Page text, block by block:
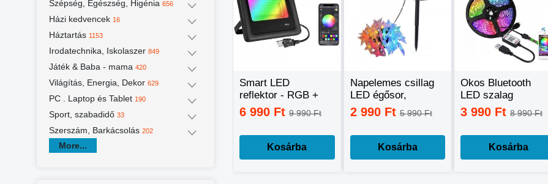
Szépség, Egészség, Higénia 656
Házi kedvencek 16
Háztartás 1153
Irodatechnika, Iskolaszer 849
Játék & Baba - mama 420
Világítás, Energia, Dekor 629
PC . Laptop és Tablet 190
Sport, szabadidő 33
Szerszám, Barkácsolás 202
More...
Kézi masszázs
pisztoly,
masszírozó gép
cserélhető fejekkel
8 980 Ft15 860 Ft
Kosárba
ONE STEP 2 AZ 1-
BEN
HAJFORMÁZÓ ÉS
HAJSZÁRÍTÓ
6 990 Ft
Smart LED
reflektor - RGB +
hideg fehér +
meleg fehér, okos
vezérelhető -60W
6 990 Ft9 990 Ft
Kosárba
Napelemes csillag
LED égősor,
fényfüzér
2 990 Ft5 990 Ft
Kosárba
Okos Bluetooth
LED szalag
mobiltelefonos
távirányítással - 5
3 990 Ft8 990 Ft
Kosárba